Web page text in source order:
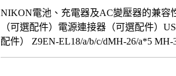
NIKON電池、充電器及AC變壓器的兼容
（可選配件）電源連接器（可選配件）
配件） Z9EN-EL18/a/b/c/dMH-26/a*5